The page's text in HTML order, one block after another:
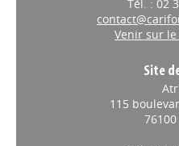
Tél. : 02
Venir sur
Site
115